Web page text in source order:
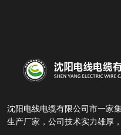
沈阳电线电缆有限公司市一家
生产厂家，公司技术实力雄厚